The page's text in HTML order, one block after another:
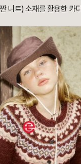
니트) 소재를 활용한 카